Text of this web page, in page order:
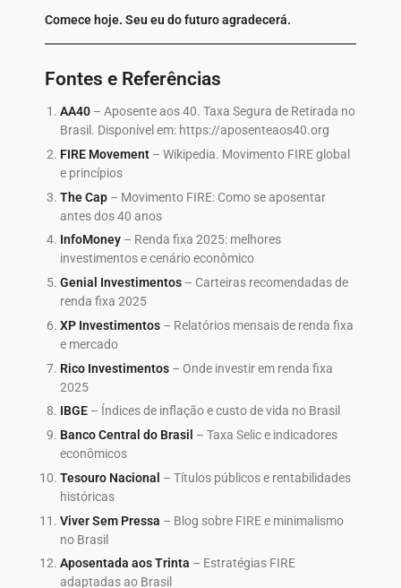
Comece hoje. Seu eu do futuro agradecerá.
Fontes e Referências
AA40– Aposente aos 40. Taxa Segura de Retirada no
Brasil. Disponível em: https://aposenteaos40.org
FIRE Movement– Wikipedia. Movimento FIRE global
e princípios
The Cap– Movimento FIRE: Como se aposentar
antes dos 40 anos
InfoMoney– Renda fixa 2025: melhores
investimentos e cenário econômico
Genial Investimentos– Carteiras recomendadas de
renda fixa 2025
XP Investimentos– Relatórios mensais de renda fixa
e mercado
Rico Investimentos– Onde investir em renda fixa
2025
IBGE– Índices de inflação e custo de vida no Brasil
Banco Central do Brasil – Taxa Selic e indicadores
econômicos
Tesouro Nacional – Títulos públicos e rentabilidades
históricas
Viver Sem Pressa – Blog sobre FIRE e minimalismo
no Brasil
Aposentada aos Trinta – Estratégias FIRE
adaptadas ao Brasil